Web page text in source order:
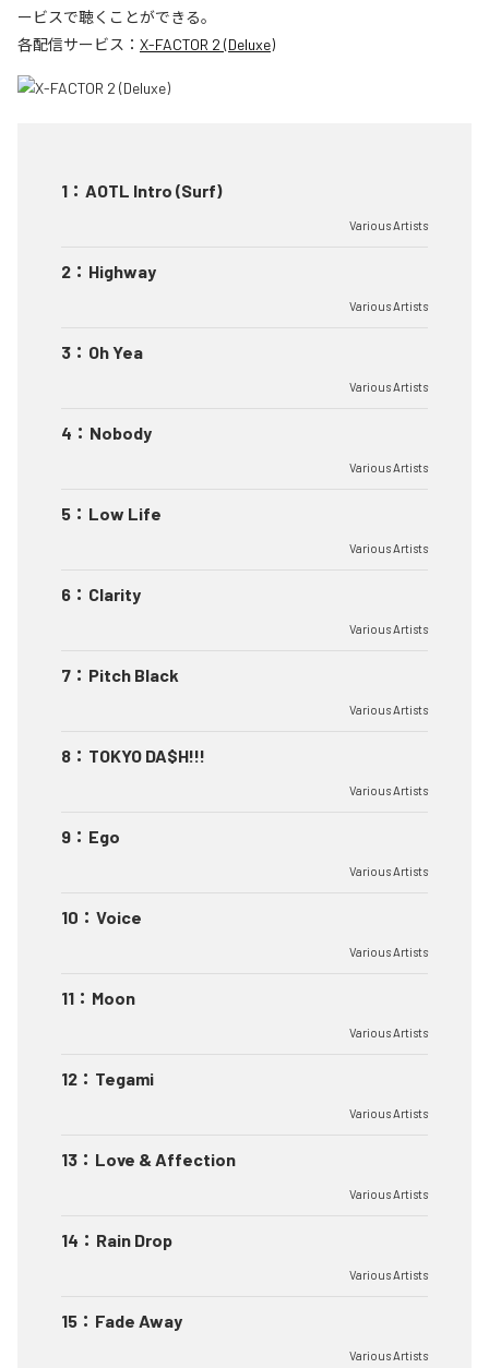
ービスで聴くことができる。
各配信サービス： X-FACTOR 2 (Deluxe)
1 ： AOTL Intro (Surf)
Various Artists
2 ： Highway
Various Artists
3 ： Oh Yea
Various Artists
4 ： Nobody
Various Artists
5 ： Low Life
Various Artists
6 ： Clarity
Various Artists
7 ： Pitch Black
Various Artists
8 ： TOKYO DA$H!!!
Various Artists
9 ： Ego
Various Artists
10 ： Voice
Various Artists
11 ： Moon
Various Artists
12 ： Tegami
Various Artists
13 ： Love & Affection
Various Artists
14 ： Rain Drop
Various Artists
15 ： Fade Away
Various Artists